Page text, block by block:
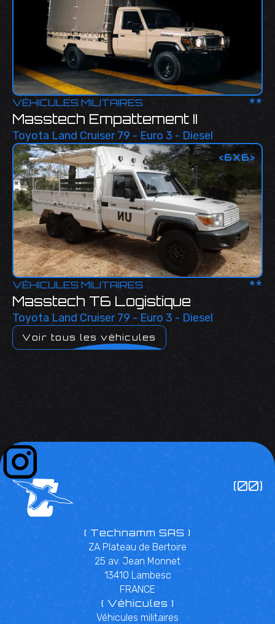
VÉHICULES MILITAIRES
Masstech Empattement II
Toyota Land Cruiser 79 - Euro 3 - Diesel
**
<6X6>
VÉHICULES MILITAIRES
Masstech T6 Logistique
Toyota Land Cruiser 79 - Euro 3 - Diesel
**
Voir tous les véhicules
(00)
( Technamm SAS )
ZA Plateau de Bertoire
25 av. Jean Monnet
13410 Lambesc
FRANCE
( Véhicules )
Véhicules militaires